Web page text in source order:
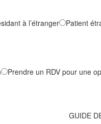
à l’étranger
Patient
Prendre un RDV pour une
GUIDE